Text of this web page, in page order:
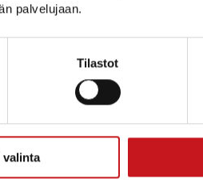
palvelujaan.
Tilastot
valinta
tukihakuun.
sekä seurata
neuvojan